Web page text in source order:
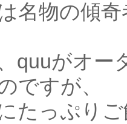
名物の傾
quuがオー
ですが、
たっぷり